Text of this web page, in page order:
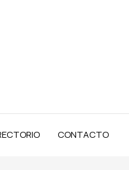
CONTACTO